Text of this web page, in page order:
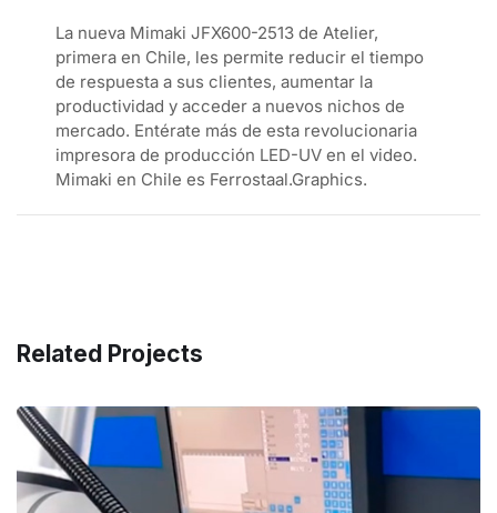
La nueva Mimaki JFX600-2513 de Atelier,
primera en Chile, les permite reducir el tiempo
de respuesta a sus clientes, aumentar la
productividad y acceder a nuevos nichos de
mercado. Entérate más de esta revolucionaria
impresora de producción LED-UV en el video.
Mimaki en Chile es Ferrostaal.Graphics.
Related Projects